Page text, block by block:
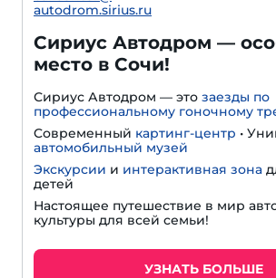
autodrom.sirius.ru
Сириус Автодром —
место в Сочи!
Сириус Автодром — это заезды по
профессиональному гоночному
Cовременный картинг-центр •
автомобильный музей
Экскурсии и интерактивная зона
детей
Настоящее путешествие в мир
культуры для всей семьи!
УЗНАТЬ БОЛЬШЕ